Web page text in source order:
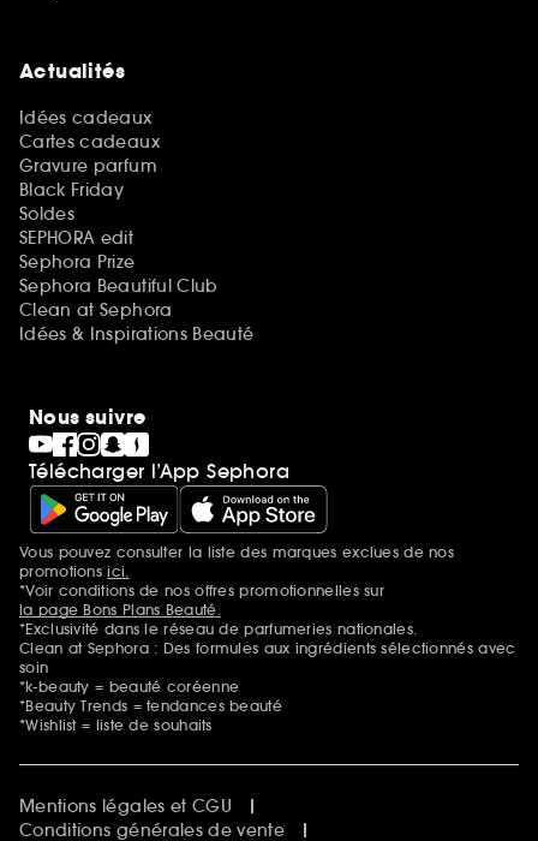
Actualités
Idées cadeaux
Cartes cadeaux
Gravure parfum
Black Friday
Soldes
SEPHORA edit
Sephora Prize
Sephora Beautiful Club
Clean at Sephora
Idées & Inspirations Beauté
Nous suivre
Télécharger l’App Sephora
Mentions additionnelles
Vous pouvez consulter la liste des marques exclues de nos
promotionsici.
*Voir conditions de nos offres promotionnelles sur
la page Bons Plans Beauté.
*Exclusivité dans le réseau de parfumeries nationales.
Clean at Sephora : Des formules aux ingrédients sélectionnés avec
soin
*k-beauty = beauté coréenne
*Beauty Trends = tendances beauté
*Wishlist = liste de souhaits
Mentions légales et CGU
Conditions générales de vente